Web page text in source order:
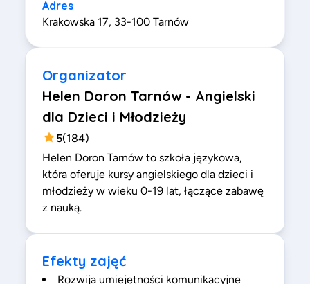
Adres
Krakowska 17, 33-100 Tarnów
Organizator
Helen Doron Tarnów - Angielski
dla Dzieci i Młodzieży
5(184)
Helen Doron Tarnów to szkoła językowa,
która oferuje kursy angielskiego dla dzieci i
młodzieży w wieku 0-19 lat, łączące zabawę
z nauką.
Efekty zajęć
Rozwija umiejętności komunikacyjne